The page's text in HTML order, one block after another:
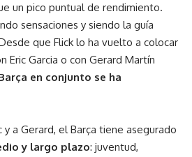
un pico puntual de rendimiento.
sensaciones y siendo la guía
que Flick lo ha vuelto a colocar
Eric Garcia o con Gerard Martín
en conjunto se ha
y a Gerard, el Barça tiene asegurado
y largo plazo: juventud,